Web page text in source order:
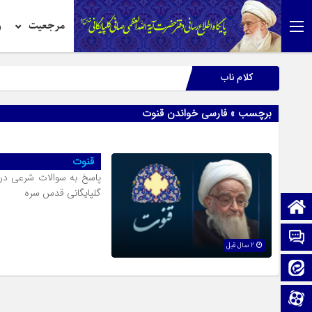
مرجعیت
صفحه نخست
تماس با ما
کلام ناب
برچسب » فارسی خواندن قنوت
قنوت
پاسخ به سوالات شرعی
گلپایگانی قدس سره